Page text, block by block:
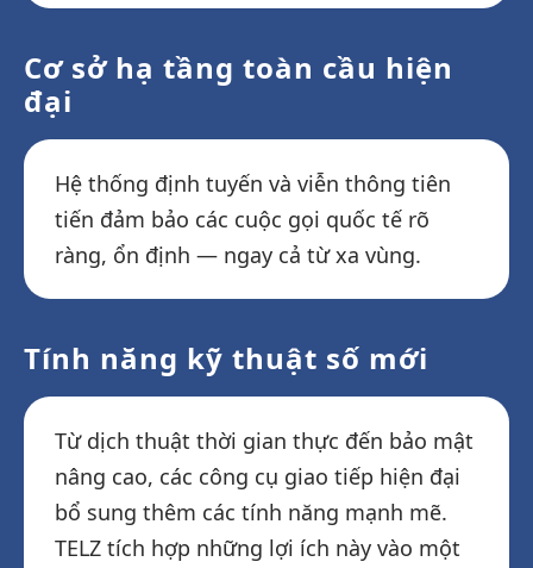
Cơ sở hạ tầng toàn cầu hiện
đại
Hệ thống định tuyến và viễn thông tiên
tiến đảm bảo các cuộc gọi quốc tế rõ
ràng, ổn định — ngay cả từ xa vùng.
Tính năng kỹ thuật số mới
Từ dịch thuật thời gian thực đến bảo mật
nâng cao, các công cụ giao tiếp hiện đại
bổ sung thêm các tính năng mạnh mẽ.
TELZ tích hợp những lợi ích này vào một